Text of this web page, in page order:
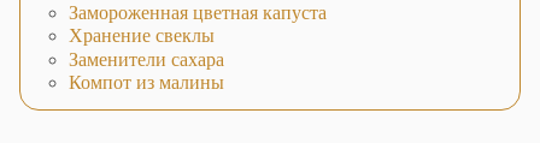
Замороженная цветная капуста
Хранение свеклы
Заменители сахара
Компот из малины